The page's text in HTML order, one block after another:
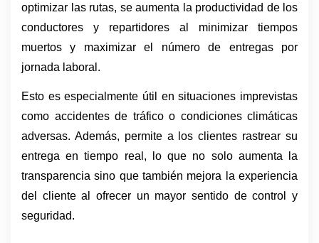
optimizar las rutas, se aumenta la productividad de los
conductores y repartidores al minimizar tiempos
muertos y maximizar el número de entregas por
jornada laboral.
Esto es especialmente útil en situaciones imprevistas
como accidentes de tráfico o condiciones climáticas
adversas. Además, permite a los clientes rastrear su
entrega en tiempo real, lo que no solo aumenta la
transparencia sino que también mejora la experiencia
del cliente al ofrecer un mayor sentido de control y
seguridad.